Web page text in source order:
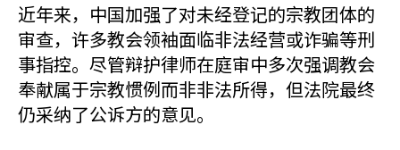
近年来，中国加强了对未经登记的宗教团体的
审查，许多教会领袖面临非法经营或诈骗等刑
事指控。尽管辩护律师在庭审中多次强调教会
奉献属于宗教惯例而非非法所得，但法院最终
仍采纳了公诉方的意见。